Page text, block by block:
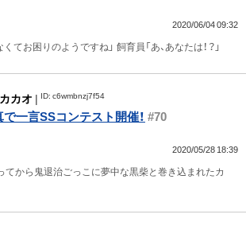
2020/06/04 09:32
くてお困りのようですね」 飼育員「あ、あなたは！？」
カオ | ID: c6wmbnzj7f54
で一言SSコンテスト開催！ #70
2020/05/28 18:39
てから鬼退治ごっこに夢中な黒柴と巻き込まれたカ